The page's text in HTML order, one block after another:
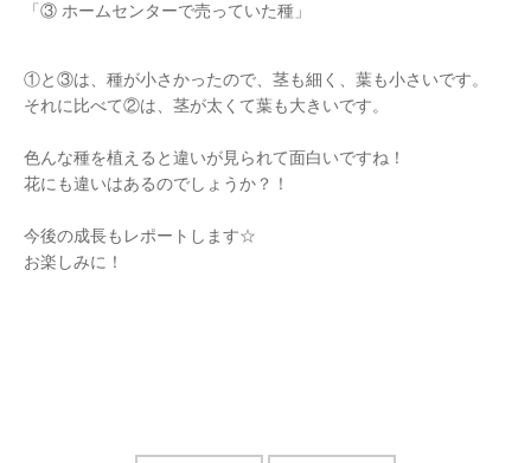
「③ ホームセンターで売っていた種」
①と③は、種が小さかったので、茎も細く、葉も小さいです。
それに比べて②は、茎が太くて葉も大きいです。
色んな種を植えると違いが見られて面白いですね！
花にも違いはあるのでしょうか？！
今後の成長もレポートします☆
お楽しみに！